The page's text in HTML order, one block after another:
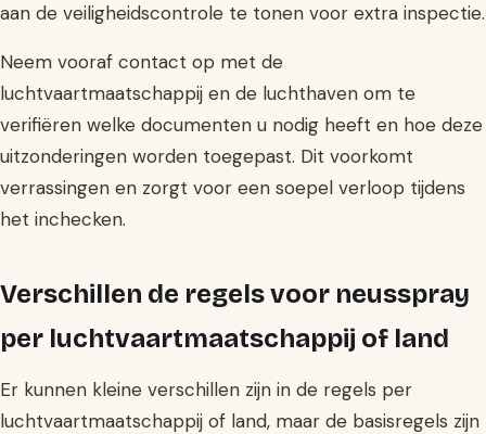
aan de veiligheidscontrole te tonen voor extra inspectie.
Neem vooraf contact op met de
luchtvaartmaatschappij en de luchthaven om te
verifiëren welke documenten u nodig heeft en hoe deze
uitzonderingen worden toegepast. Dit voorkomt
verrassingen en zorgt voor een soepel verloop tijdens
het inchecken.
Verschillen de regels voor neusspray
per luchtvaartmaatschappij of land
Er kunnen kleine verschillen zijn in de regels per
luchtvaartmaatschappij of land, maar de basisregels zijn